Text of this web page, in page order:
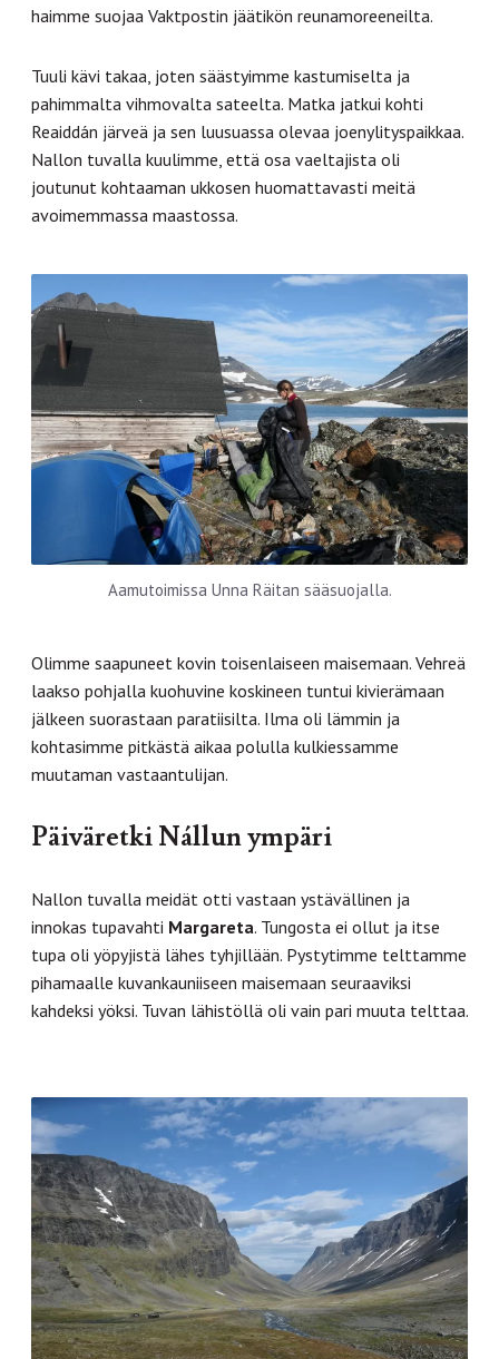
haimme suojaa Vaktpostin jäätikön reunamoreeneilta.
Tuuli kävi takaa, joten säästyimme kastumiselta ja
pahimmalta vihmovalta sateelta. Matka jatkui kohti
Reaiddán järveä ja sen luusuassa olevaa joenylityspaikkaa.
Nallon tuvalla kuulimme, että osa vaeltajista oli
joutunut kohtaaman ukkosen huomattavasti meitä
avoimemmassa maastossa.
Aamutoimissa Unna Räitan sääsuojalla.
Olimme saapuneet kovin toisenlaiseen maisemaan. Vehreä
laakso pohjalla kuohuvine koskineen tuntui kivierämaan
jälkeen suorastaan paratiisilta. Ilma oli lämmin ja
kohtasimme pitkästä aikaa polulla kulkiessamme
muutaman vastaantulijan.
Päiväretki Nállun ympäri
Nallon tuvalla meidät otti vastaan ystävällinen ja
innokas tupavahti Margareta. Tungosta ei ollut ja itse
tupa oli yöpyjistä lähes tyhjillään. Pystytimme telttamme
pihamaalle kuvankauniiseen maisemaan seuraaviksi
kahdeksi yöksi. Tuvan lähistöllä oli vain pari muuta telttaa.